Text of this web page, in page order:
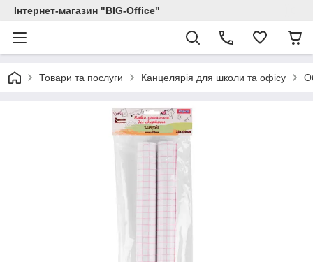
Інтернет-магазин "BIG-Office"
Товари та послуги Канцелярія для школи та офісу